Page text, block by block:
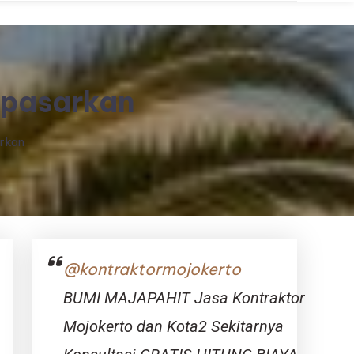
@kontraktormojokerto
BUMI MAJAPAHIT Jasa Kontraktor
Mojokerto dan Kota2 Sekitarnya